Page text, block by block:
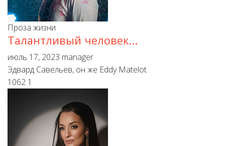
Проза жизни
Талантливый человек...
июль 17, 2023 manager
Эдвард Савельев, он же Eddy Matelot
1062 1